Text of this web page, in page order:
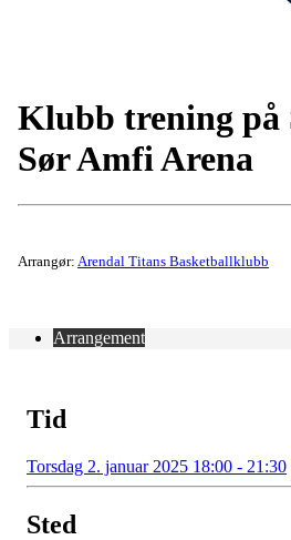
Klubb trening på
Sør Amfi Arena
Arrangør: Arendal Titans Basketballklubb
Arrangement
Tid
Torsdag 2. januar 2025 18:00 - 21:30
Sted